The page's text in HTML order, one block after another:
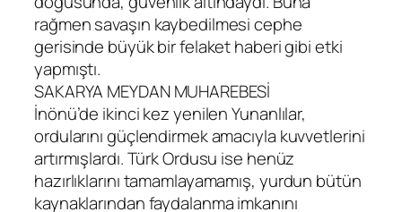
rağmen savaşın kaybedilmesi cephe
gerisinde büyük bir felaket haberi gibi etki
yapmıştı.
SAKARYA MEYDAN MUHAREBESİ
İnönü’de ikinci kez yenilen Yunanlılar,
ordularını güçlendirmek amacıyla kuvvetlerini
artırmışlardı. Türk Ordusu ise henüz
hazırlıklarını tamamlayamamış, yurdun bütün
kaynaklarından faydalanma imkanını